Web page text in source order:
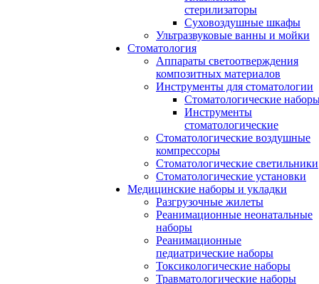
стерилизаторы
Суховоздушные шкафы
Ультразвуковые ванны и мойки
Стоматология
Аппараты светоотверждения
композитных материалов
Инструменты для стоматологии
Стоматологические
Инструменты
стоматологические
Стоматологические воздушные
компрессоры
Стоматологические светильники
Стоматологические установки
Медицинские наборы и укладки
Разгрузочные жилеты
Реанимационные неонатальные
наборы
Реанимационные
педиатрические наборы
Токсикологические наборы
Травматологические наборы